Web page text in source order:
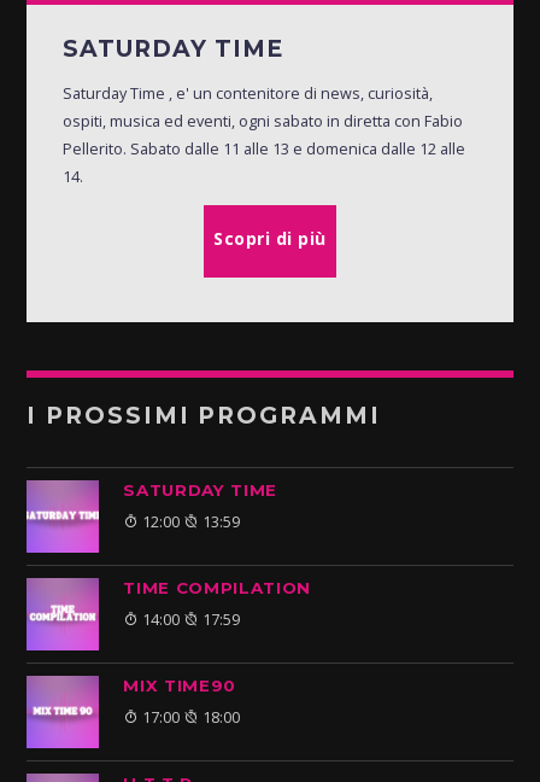
SATURDAY TIME
Saturday Time , e' un contenitore di news, curiosità,
ospiti, musica ed eventi, ogni sabato in diretta con Fabio
Pellerito. Sabato dalle 11 alle 13 e domenica dalle 12 alle
14.
Scopri di più
I PROSSIMI PROGRAMMI
SATURDAY TIME
12:00 13:59
TIME COMPILATION
14:00 17:59
MIX TIME90
17:00 18:00